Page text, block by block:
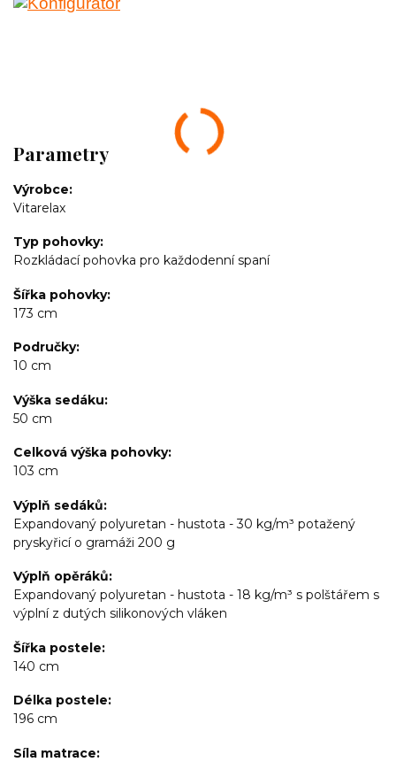
Parametry
Výrobce
Vitarelax
Typ pohovky
Rozkládací pohovka pro každodenní spaní
Šířka pohovky
173 cm
Područky
10 cm
Výška sedáku
50 cm
Celková výška pohovky
103 cm
Výplň sedáků
Expandovaný polyuretan - hustota - 30 kg/m³ potažený
pryskyřicí o gramáži 200 g
Výplň opěráků
Expandovaný polyuretan - hustota - 18 kg/m³ s polštářem s
výplní z dutých silikonových vláken
Šířka postele
140 cm
Délka postele
196 cm
Síla matrace